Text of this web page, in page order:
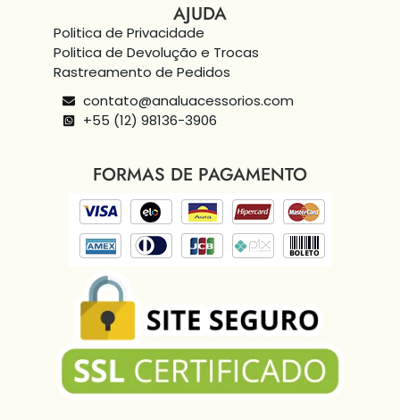
AJUDA
Politica de Privacidade
Politica de Devolução e Trocas
Rastreamento de Pedidos
contato@analuacessorios.com
+55 (12) 98136-3906
FORMAS DE PAGAMENTO